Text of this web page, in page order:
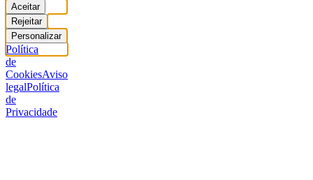
Aceitar
Rejeitar
Personalizar
Política
de
CookiesAviso
legalPolítica
de
Privacidade